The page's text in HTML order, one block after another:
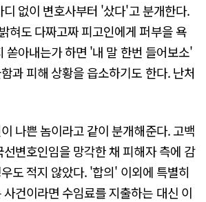
없이 변호사부터 '샀다'고 분개한다.
혀도 다짜고짜 피고인에게 퍼부을 욕
쏟아내는가 하면 '내 말 한번 들어보소'
과 피해 상황을 읍소하기도 한다. 난처
나쁜 놈이라고 같이 분개해준다. 고백
변호인임을 망각한 채 피해자 측에 감
도 적지 않았다. '합의' 이외에 특별히
건이라면 수임료를 지출하는 대신 이